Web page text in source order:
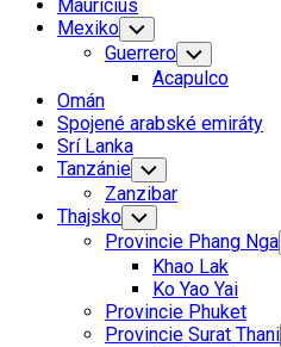
Mauricius
Mexiko Toggle
Child
Menu
Guerrero Toggle
Child
Menu
Acapulco
Omán
Spojené arabské emiráty
Srí Lanka
Tanzánie Toggle
Child
Menu
Zanzibar
Thajsko Toggle
Child
Menu
Provincie Phang Nga
Khao Lak
Ko Yao Yai
Provincie Phuket
Provincie Surat Thani